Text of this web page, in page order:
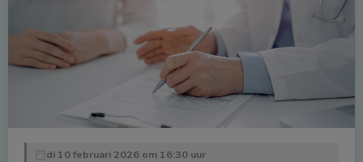
di 10 februari 2026 om 16:30 uur